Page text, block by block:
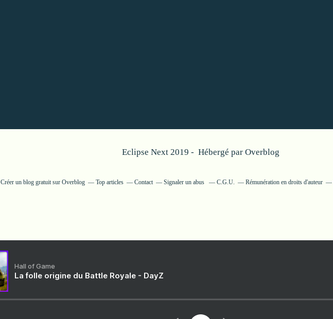
Eclipse Next 2019 - Hébergé par Overblog
Créer un blog gratuit sur Overblog Top articles Contact Signaler un abus C.G.U. Rémunération en droits d'auteur
Hall of Game
La folle origine du Battle Royale - DayZ